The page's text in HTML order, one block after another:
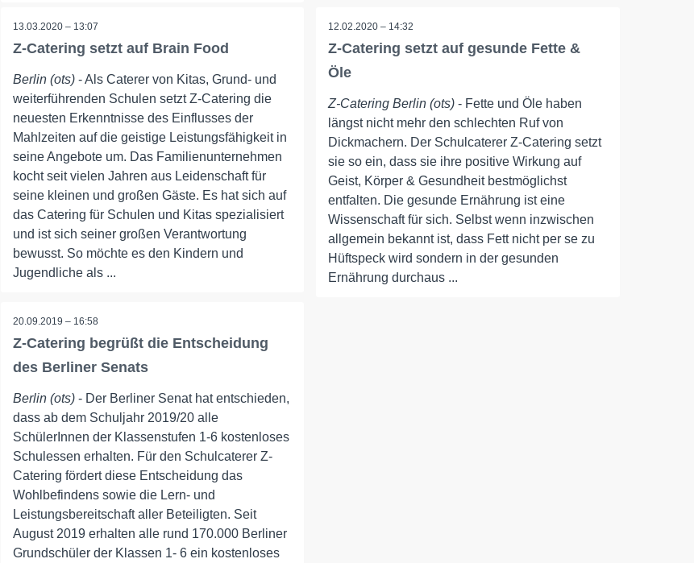
13.03.2020 – 13:07
Z-Catering setzt auf Brain Food
Berlin (ots)- Als Caterer von Kitas, Grund- und
weiterführenden Schulen setzt Z-Catering die
neuesten Erkenntnisse des Einflusses der
Mahlzeiten auf die geistige Leistungsfähigkeit in
seine Angebote um. Das Familienunternehmen
kocht seit vielen Jahren aus Leidenschaft für
seine kleinen und großen Gäste. Es hat sich auf
das Catering für Schulen und Kitas spezialisiert
und ist sich seiner großen Verantwortung
bewusst. So möchte es den Kindern und
Jugendliche als ...
12.02.2020 – 14:32
Z-Catering setzt auf gesunde Fette &
Öle
Z-Catering Berlin (ots) - Fette und Öle haben
längst nicht mehr den schlechten Ruf von
Dickmachern. Der Schulcaterer Z-Catering setzt
sie so ein, dass sie ihre positive Wirkung auf
Geist, Körper & Gesundheit bestmöglichst
entfalten. Die gesunde Ernährung ist eine
Wissenschaft für sich. Selbst wenn inzwischen
allgemein bekannt ist, dass Fett nicht per se zu
Hüftspeck wird sondern in der gesunden
Ernährung durchaus ...
20.09.2019 – 16:58
Z-Catering begrüßt die Entscheidung
des Berliner Senats
Berlin (ots)- Der Berliner Senat hat entschieden,
dass ab dem Schuljahr 2019/20 alle
SchülerInnen der Klassenstufen 1-6 kostenloses
Schulessen erhalten. Für den Schulcaterer Z-
Catering fördert diese Entscheidung das
Wohlbefindens sowie die Lern- und
Leistungsbereitschaft aller Beteiligten. Seit
August 2019 erhalten alle rund 170.000 Berliner
Grundschüler der Klassen 1- 6 ein kostenloses